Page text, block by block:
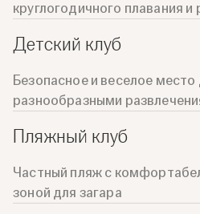
круглогодичного плавания и
Детский клуб
Безопасное и веселое место
разнообразными
Пляжный клуб
Частный пляж с
зоной для загара